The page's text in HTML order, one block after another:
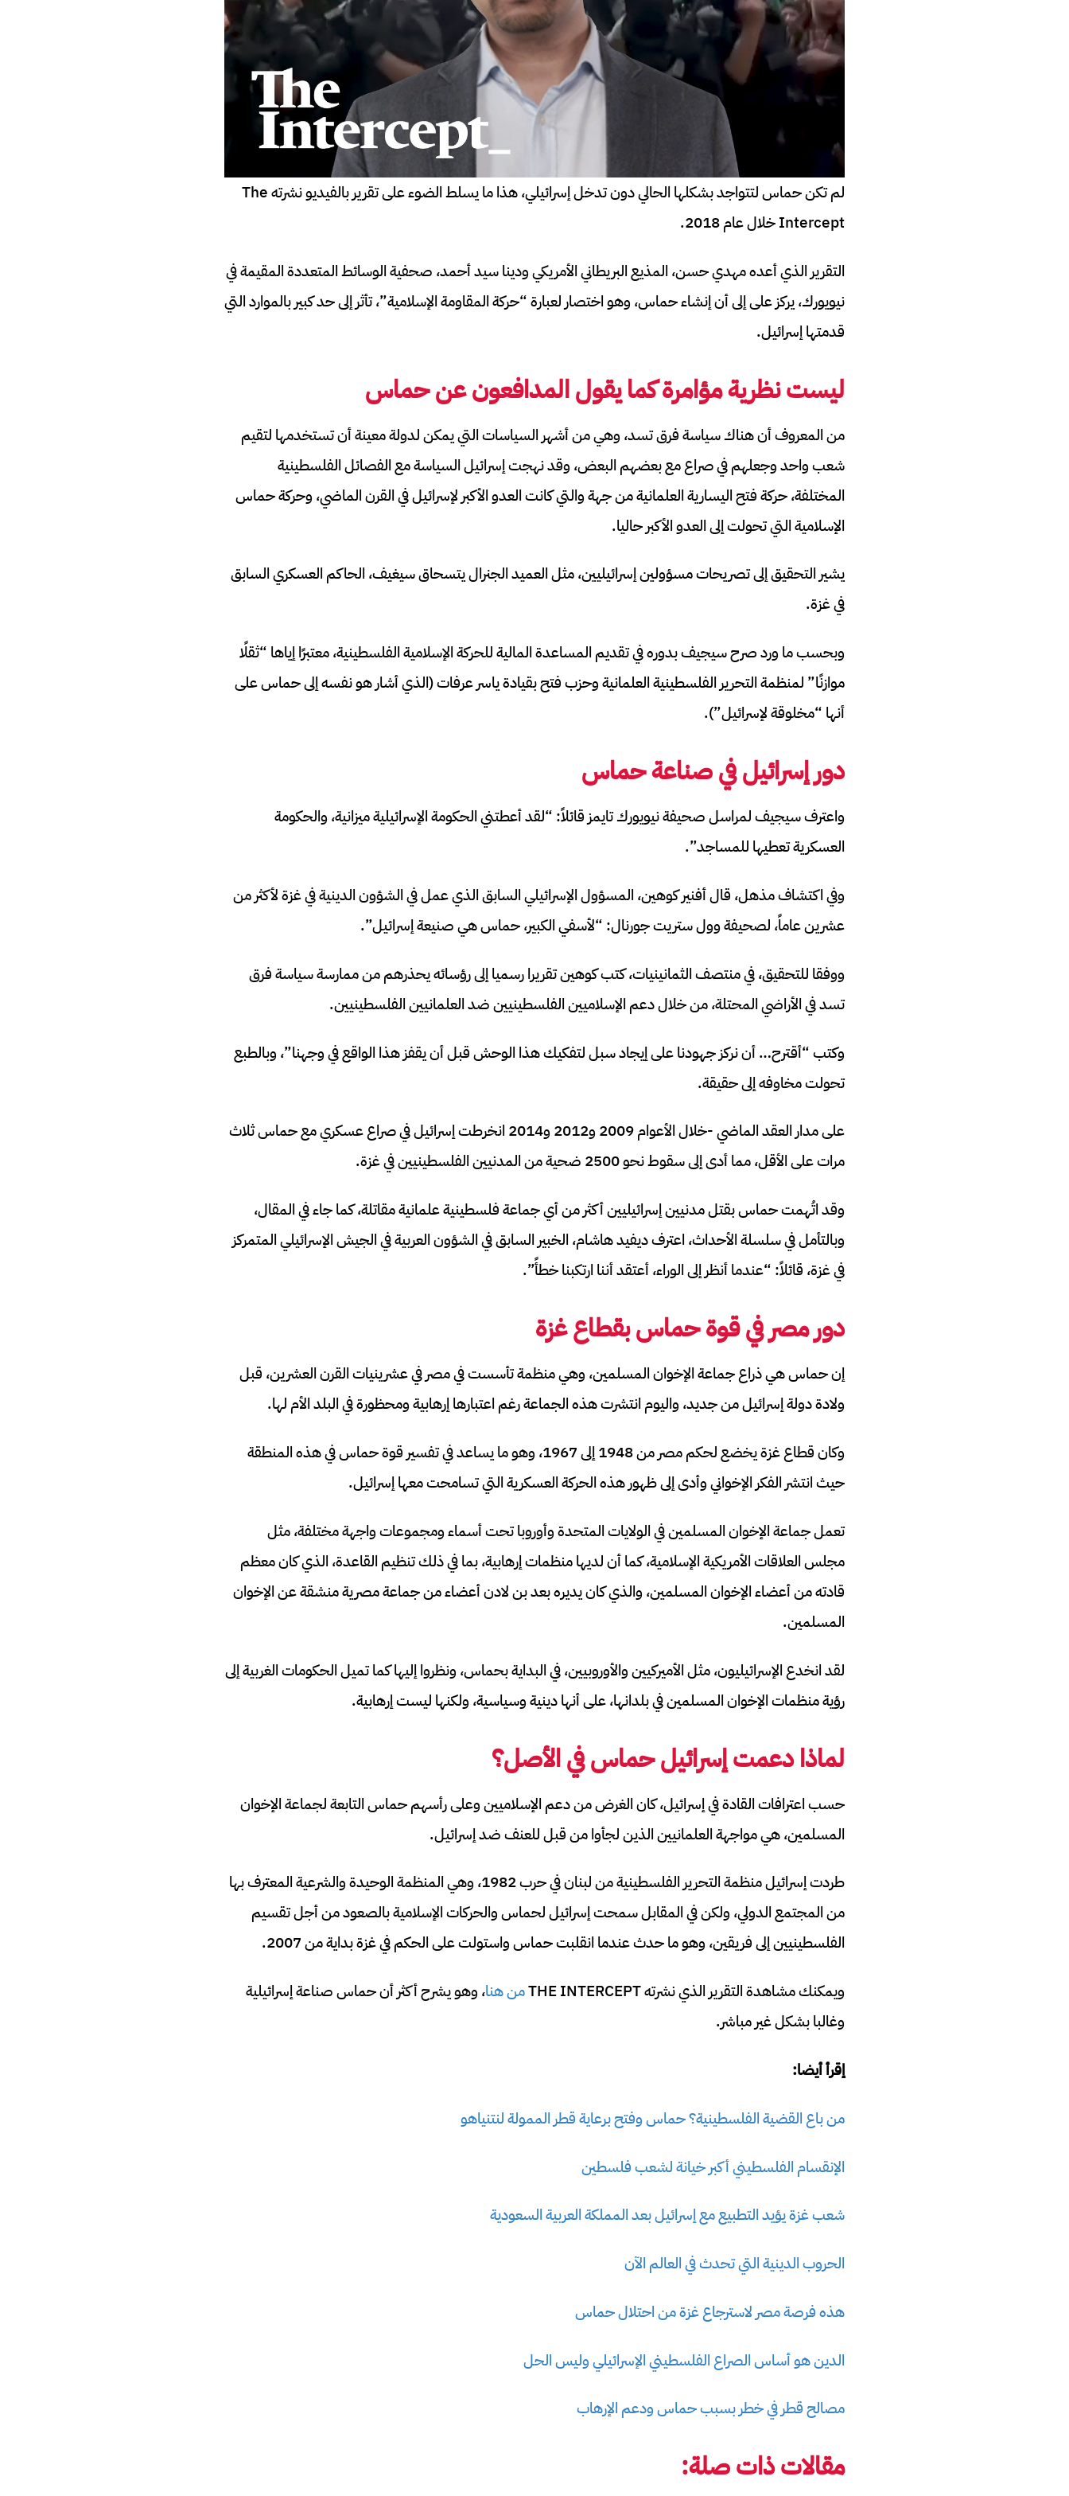
لم تكن حماس لتتواجد بشكلها الحالي دون تدخل إسرائيلي، هذا ما يسلط الضوء على تقرير بالفيديو نشرته The
Intercept خلال عام 2018.
التقرير الذي أعده مهدي حسن، المذيع البريطاني الأمريكي ودينا سيد أحمد، صحفية الوسائط المتعددة المقيمة في
نيويورك، يركز على إلى أن إنشاء حماس، وهو اختصار لعبارة “حركة المقاومة الإسلامية”، تأثر إلى حد كبير بالموارد التي
قدمتها إسرائيل.
ليست نظرية مؤامرة كما يقول المدافعون عن حماس
من المعروف أن هناك سياسة فرق تسد، وهي من أشهر السياسات التي يمكن لدولة معينة أن تستخدمها لتقيم
شعب واحد وجعلهم في صراع مع بعضهم البعض، وقد نهجت إسرائيل السياسة مع الفصائل الفلسطينية
المختلفة، حركة فتح اليسارية العلمانية من جهة والتي كانت العدو الأكبر لإسرائيل في القرن الماضي، وحركة حماس
الإسلامية التي تحولت إلى العدو الأكبر حاليا.
يشير التحقيق إلى تصريحات مسؤولين إسرائيليين، مثل العميد الجنرال يتسحاق سيغيف، الحاكم العسكري السابق
في غزة.
وبحسب ما ورد صرح سيجيف بدوره في تقديم المساعدة المالية للحركة الإسلامية الفلسطينية، معتبرًا إياها “ثقلًا
موازنًا” لمنظمة التحرير الفلسطينية العلمانية وحزب فتح بقيادة ياسر عرفات (الذي أشار هو نفسه إلى حماس على
أنها “مخلوقة لإسرائيل”).
دور إسرائيل في صناعة حماس
واعترف سيجيف لمراسل صحيفة نيويورك تايمز قائلاً: “لقد أعطتني الحكومة الإسرائيلية ميزانية، والحكومة
العسكرية تعطيها للمساجد”.
وفي اكتشاف مذهل، قال أفنير كوهين، المسؤول الإسرائيلي السابق الذي عمل في الشؤون الدينية في غزة لأكثر من
عشرين عاماً، لصحيفة وول ستريت جورنال: “لأسفي الكبير، حماس هي صنيعة إسرائيل”.
ووفقا للتحقيق، في منتصف الثمانينيات، كتب كوهين تقريرا رسميا إلى رؤسائه يحذرهم من ممارسة سياسة فرق
تسد في الأراضي المحتلة، من خلال دعم الإسلاميين الفلسطينيين ضد العلمانيين الفلسطينيين.
وكتب “أقترح… أن نركز جهودنا على إيجاد سبل لتفكيك هذا الوحش قبل أن يقفز هذا الواقع في وجهنا”، وبالطبع
تحولت مخاوفه إلى حقيقة.
على مدار العقد الماضي -خلال الأعوام 2009 و2012 و2014 انخرطت إسرائيل في صراع عسكري مع حماس ثلاث
مرات على الأقل، مما أدى إلى سقوط نحو 2500 ضحية من المدنيين الفلسطينيين في غزة.
وقد اتُهمت حماس بقتل مدنيين إسرائيليين أكثر من أي جماعة فلسطينية علمانية مقاتلة، كما جاء في المقال،
وبالتأمل في سلسلة الأحداث، اعترف ديفيد هاشام، الخبير السابق في الشؤون العربية في الجيش الإسرائيلي المتمركز
في غزة، قائلاً: “عندما أنظر إلى الوراء، أعتقد أننا ارتكبنا خطأً”.
دور مصر في قوة حماس بقطاع غزة
إن حماس هي ذراع جماعة الإخوان المسلمين، وهي منظمة تأسست في مصر في عشرينيات القرن العشرين، قبل
ولادة دولة إسرائيل من جديد، واليوم انتشرت هذه الجماعة رغم اعتبارها إرهابية ومحظورة في البلد الأم لها.
وكان قطاع غزة يخضع لحكم مصر من 1948 إلى 1967، وهو ما يساعد في تفسير قوة حماس في هذه المنطقة
حيث انتشر الفكر الإخواني وأدى إلى ظهور هذه الحركة العسكرية التي تسامحت معها إسرائيل.
تعمل جماعة الإخوان المسلمين في الولايات المتحدة وأوروبا تحت أسماء ومجموعات واجهة مختلفة، مثل
مجلس العلاقات الأمريكية الإسلامية، كما أن لديها منظمات إرهابية، بما في ذلك تنظيم القاعدة، الذي كان معظم
قادته من أعضاء الإخوان المسلمين، والذي كان يديره بعد بن لادن أعضاء من جماعة مصرية منشقة عن الإخوان
المسلمين.
لقد انخدع الإسرائيليون، مثل الأميركيين والأوروبيين، في البداية بحماس، ونظروا إليها كما تميل الحكومات الغربية إلى
رؤية منظمات الإخوان المسلمين في بلدانها، على أنها دينية وسياسية، ولكنها ليست إرهابية.
لماذا دعمت إسرائيل حماس في الأصل؟
حسب اعترافات القادة في إسرائيل، كان الغرض من دعم الإسلاميين وعلى رأسهم حماس التابعة لجماعة الإخوان
المسلمين، هي مواجهة العلمانيين الذين لجأوا من قبل للعنف ضد إسرائيل.
طردت إسرائيل منظمة التحرير الفلسطينية من لبنان في حرب 1982، وهي المنظمة الوحيدة والشرعية المعترف بها
من المجتمع الدولي، ولكن في المقابل سمحت إسرائيل لحماس والحركات الإسلامية بالصعود من أجل تقسيم
الفلسطينيين إلى فريقين، وهو ما حدث عندما انقلبت حماس واستولت على الحكم في غزة بداية من 2007.
ويمكنك مشاهدة التقرير الذي نشرته THE INTERCEPT من هنا، وهو يشرح أكثر أن حماس صناعة إسرائيلية
وغالبا بشكل غير مباشر.
إقرأ أيضا:
من باع القضية الفلسطينية؟ حماس وفتح برعاية قطر الممولة لنتنياهو
الإنقسام الفلسطيني أكبر خيانة لشعب فلسطين
شعب غزة يؤيد التطبيع مع إسرائيل بعد المملكة العربية السعودية
الحروب الدينية التي تحدث في العالم الآن
هذه فرصة مصر لاسترجاع غزة من احتلال حماس
الدين هو أساس الصراع الفلسطيني الإسرائيلي وليس الحل
مصالح قطر في خطر بسبب حماس ودعم الإرهاب
مقالات ذات صلة: